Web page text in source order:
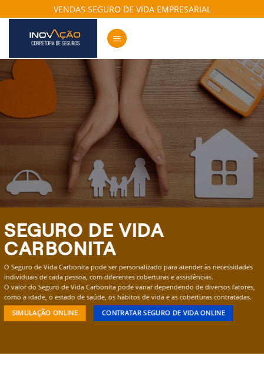
to
content
VENDAS SEGURO DE VIDA EMPRESARIAL
SEGURO DE VIDA
CARBONITA
O Seguro de Vida Carbonita pode ser personalizado para atender às necessidades
individuais de cada pessoa, com diferentes coberturas e assistências.
O valor do Seguro de Vida Carbonita pode variar dependendo de diversos fatores,
como a idade, o estado de saúde, os hábitos de vida e as coberturas contratadas.
SIMULAÇÃO ONLINE CONTRATAR SEGURO DE VIDA ONLINE